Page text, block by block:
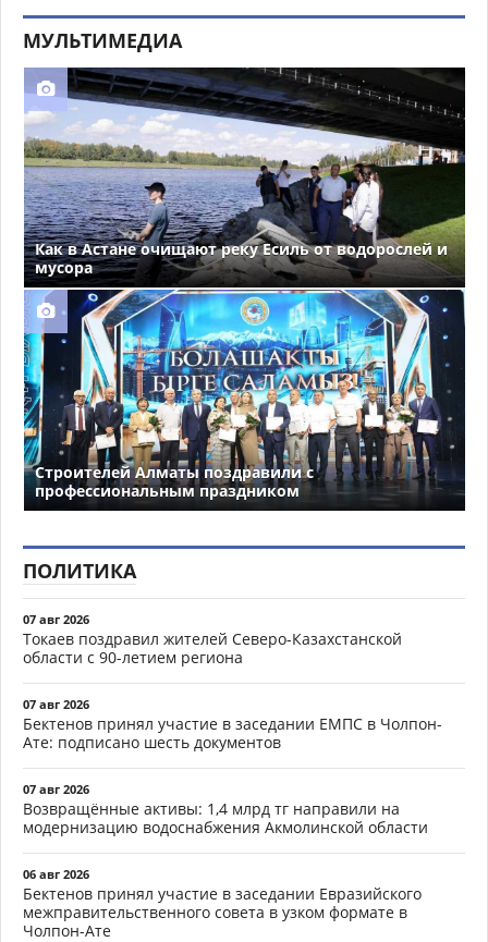
МУЛЬТИМЕДИА
Как в Астане очищают реку Есиль от водорослей и
мусора
Строителей Алматы поздравили с
профессиональным праздником
ПОЛИТИКА
07 авг 2026
Токаев поздравил жителей Северо-Казахстанской
области с 90-летием региона
07 авг 2026
Бектенов принял участие в заседании ЕМПС в Чолпон-
Ате: подписано шесть документов
07 авг 2026
Возвращённые активы: 1,4 млрд тг направили на
модернизацию водоснабжения Акмолинской области
06 авг 2026
Бектенов принял участие в заседании Евразийского
межправительственного совета в узком формате в
Чолпон-Ате